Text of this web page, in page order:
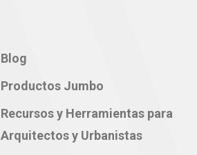
Blog
Productos Jumbo
Recursos y Herramientas para
Arquitectos y Urbanistas